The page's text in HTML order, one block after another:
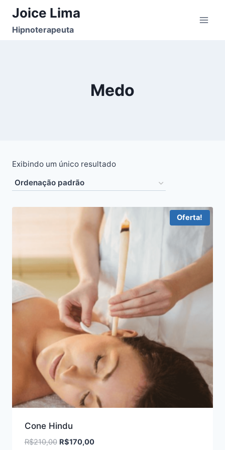
Pular
paraJoice Lima
Hipnoterapeuta
Medo
Exibindo um único resultado
Oferta!
Cone Hindu
R$210,00 O
R$170,00O